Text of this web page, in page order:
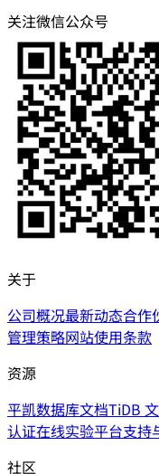
关注微信公众号
关于
公司概况最新动态合作
管理策略网站使用条款
资源
平凯数据库文档TiDB
认证在线实验平台支持
社区